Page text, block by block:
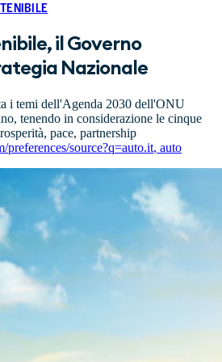
il Governo
Nazionale
i temi dell'Agenda 2030 dell'ONU
tenendo in considerazione le cinque
pace, partnership
source?q=auto.it, auto